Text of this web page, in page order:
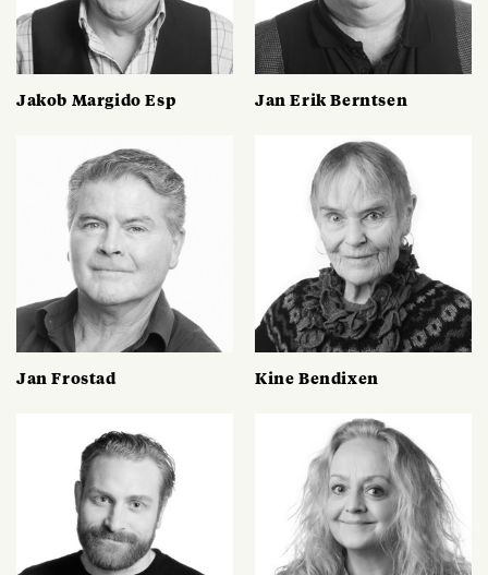
Jakob Margido Esp Jan Erik Berntsen
Jan Frostad Kine Bendixen